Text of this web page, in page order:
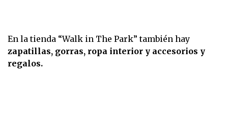
En la tienda “Walk in The Park” también hay
zapatillas, gorras, ropa interior y accesorios y
regalos.